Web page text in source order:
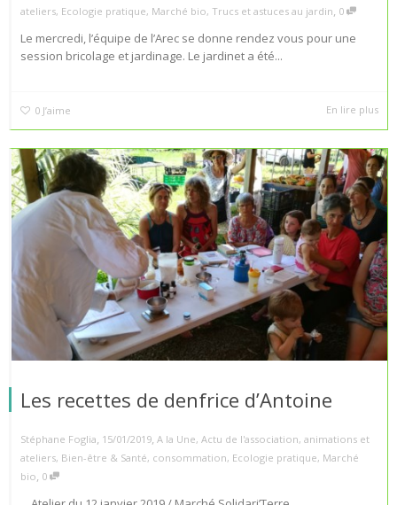
ateliers, Ecologie pratique, Marché bio, Trucs et astuces au jardin 0
Le mercredi, l’équipe de l’Arec se donne rendez vous pour une
session bricolage et jardinage. Le jardinet a été...
0 J’aime En lire plus
Les recettes de denfrice d’Antoine
Stéphane Foglia 15/01/2019 A la Une, Actu de l'association, animations et
ateliers, Bien-être & Santé, consommation, Ecologie pratique, Marché
bio 0